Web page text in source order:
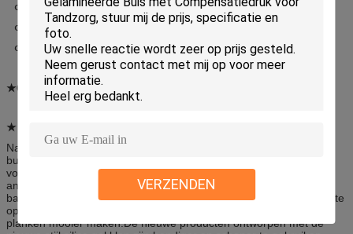
VERZENDEN
Φ16 Φ19 Φ22 Φ25 Φ28: 325 μ
Φ30 Φ35 Φ40: 350μ&375μ
Φ45 Φ50 Φ60: 425 μ
★Gebruik:Haarverf, kraagreiniger
★ kenmerk:
Nadat de aluminium-plastic en volledig plastic gelamineerde
buisverpakking met hoge barrière eigenschappen wordt gebruikt
voor gloednieuwe verpakkingen van haarverf, kraagreiniger en
andere dagelijkse chemicaliën,de buis zorgt voor een uitstekende
barrière eigenschap, zal gemakkelijker te dragen en herhaaldelijk te
openen zijn, handig te gebruiken, en zal hygiëne verbeteren en
planken mooier maken.De nieuwe producten ontworpen met de